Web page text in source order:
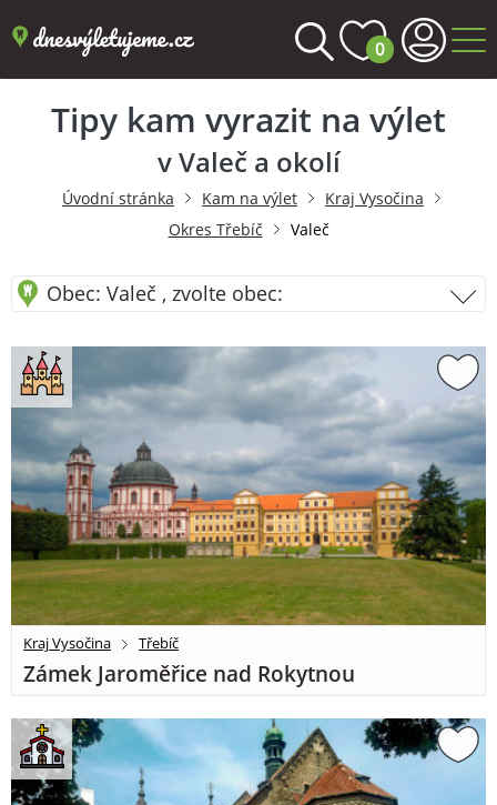
0
Tipy kam vyrazit na výlet
v Valeč a okolí
Úvodní stránka Kam na výlet
Kraj Vysočina
Okres Třebíč
Valeč
Obec: Valeč , zvolte obec:
Kraj Vysočina Třebíč
Zámek Jaroměřice nad Rokytnou